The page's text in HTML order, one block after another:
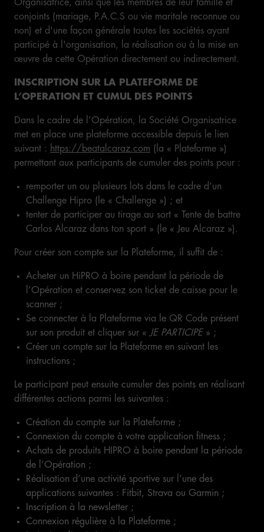
Organisatrice, ainsi que les membres de leur famille et
conjoints (mariage, P.A.C.S ou vie maritale reconnue ou
non) et d'une façon générale toutes les sociétés ayant
participé à l'organisation, la réalisation ou à la mise en
œuvre de cette Opération directement ou indirectement.
INSCRIPTION SUR LA PLATEFORME DE
L’OPERATION ET CUMUL DES POINTS
Dans le cadre de l’Opération, la Société Organisatrice
met en place une plateforme accessible depuis le lien
suivant : https://beatalcaraz.com (la « Plateforme »)
permettant aux participants de cumuler des points pour :
remporter un ou plusieurs lots dans le cadre d’un
Challenge Hipro (le « Challenge ») ; et
tenter de participer au tirage au sort « Tente de battre
Carlos Alcaraz dans ton sport » (le « Jeu Alcaraz »).
Pour créer son compte sur la Plateforme, il suffit de :
Acheter un HiPRO à boire pendant la période de
l’Opération et conservez son ticket de caisse pour le
scanner ;
Se connecter à la Plateforme via le QR Code présent
sur son produit et cliquer sur « JE PARTICIPE » ;
Créer un compte sur la Plateforme en suivant les
instructions ;
Le participant peut ensuite cumuler des points en réalisant
différentes actions parmi les suivantes :
Création du compte sur la Plateforme ;
Connexion du compte à votre application fitness ;
Achats de produits HIPRO à boire pendant la période
de l’Opération ;
Réalisation d’une activité sportive sur l’une des
applications suivantes : Fitbit, Strava ou Garmin ;
Inscription à la newsletter ;
Connexion régulière à la Plateforme ;